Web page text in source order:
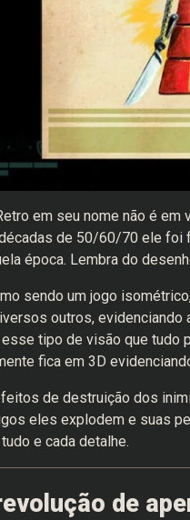
em seu nome não é
de 50/60/70 ele foi
época. Lembra do
sendo um jogo
outros, evidenciando
tipo de visão que tudo
fica em 3D
de destruição dos
eles explodem e suas
e cada detalhe.
de